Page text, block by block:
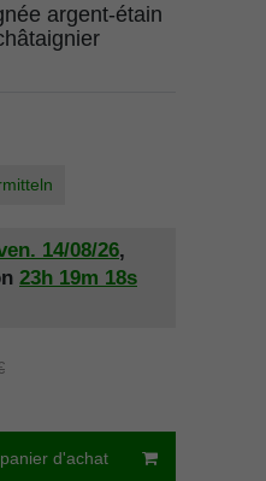
argent-étain
14/08/26,
23h 19m 18s
d'achat